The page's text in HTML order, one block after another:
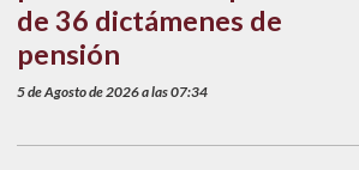
de 36 dictámenes de
pensión
5 de Agosto de 2026 a las 07:34